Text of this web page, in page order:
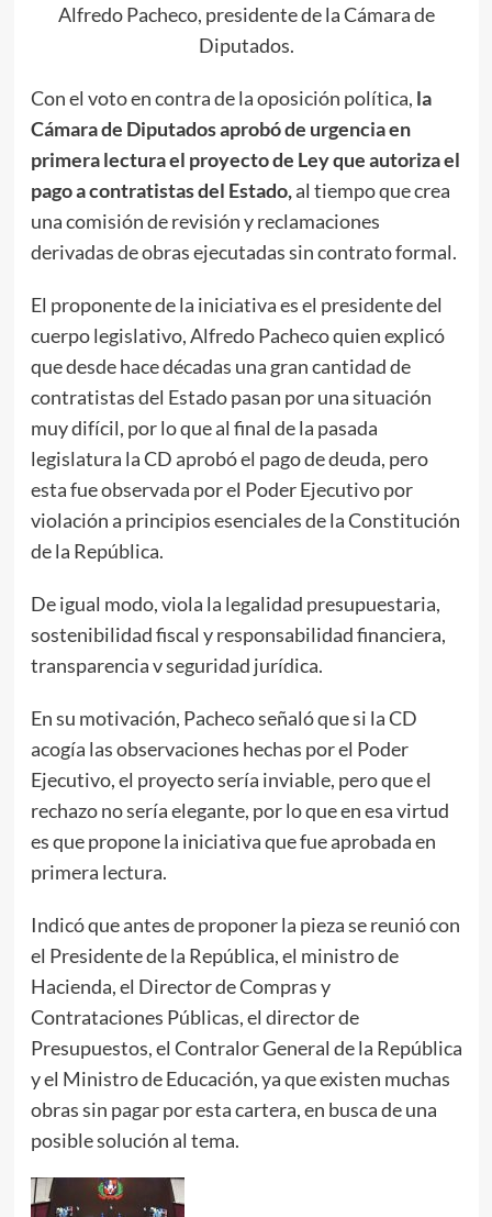
Alfredo Pacheco, presidente de la Cámara de
Diputados.
Con el voto en contra de la oposición política, la
Cámara de Diputados aprobó de urgencia en
primera lectura el proyecto de Ley que autoriza el
pago a contratistas del Estado,al tiempo que crea
una comisión de revisión y reclamaciones
derivadas de obras ejecutadas sin contrato formal.
El proponente de la iniciativa es el presidente del
cuerpo legislativo, Alfredo Pacheco quien explicó
que desde hace décadas una gran cantidad de
contratistas del Estado pasan por una situación
muy difícil, por lo que al final de la pasada
legislatura la CD aprobó el pago de deuda, pero
esta fue observada por el Poder Ejecutivo por
violación a principios esenciales de la Constitución
de la República.
De igual modo, viola la legalidad presupuestaria,
sostenibilidad fiscal y responsabilidad financiera,
transparencia v seguridad jurídica.
En su motivación, Pacheco señaló que si la CD
acogía las observaciones hechas por el Poder
Ejecutivo, el proyecto sería inviable, pero que el
rechazo no sería elegante, por lo que en esa virtud
es que propone la iniciativa que fue aprobada en
primera lectura.
Indicó que antes de proponer la pieza se reunió con
el Presidente de la República, el ministro de
Hacienda, el Director de Compras y
Contrataciones Públicas, el director de
Presupuestos, el Contralor General de la República
y el Ministro de Educación, ya que existen muchas
obras sin pagar por esta cartera, en busca de una
posible solución al tema.